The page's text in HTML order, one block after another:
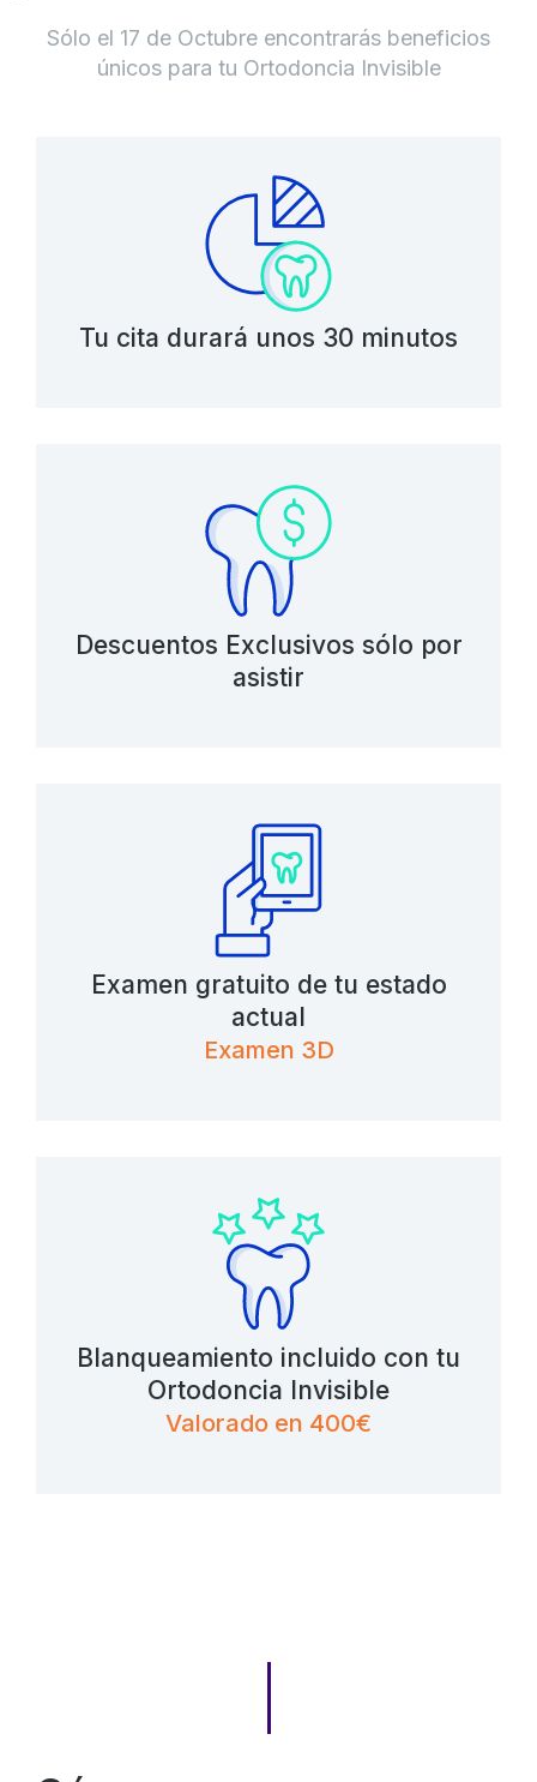
Sólo el 17 de Octubre encontrarás beneficios
únicos para tu Ortodoncia Invisible
Tu cita durará unos 30 minutos
Descuentos Exclusivos sólo por
asistir
Examen gratuito de tu estado
actual
Examen 3D
Blanqueamiento incluido con tu
Ortodoncia Invisible
Valorado en 400€